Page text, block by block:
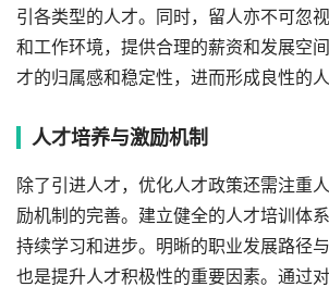
引各类型的人才。同时，留人亦不可忽
和工作环境，提供合理的薪资和发展空
才的归属感和稳定性，进而形成良性的人
人才培养与激励机制
除了引进人才，优化人才政策还需注重
励机制的完善。建立健全的人才培训体
持续学习和进步。明晰的职业发展路径
也是提升人才积极性的重要因素。通过